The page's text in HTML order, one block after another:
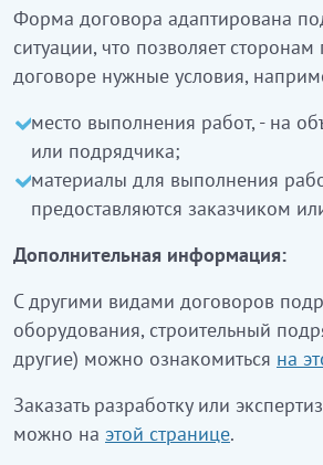
Форма договора адаптирована
ситуации, что позволяет сторонам
договоре нужные условия,
место выполнения работ, - на
или подрядчика;
материалы для выполнения
предоставляются заказчиком
Дополнительная информация:
С другими видами договоров
оборудования, строительный
другие) можно ознакомиться на
Заказать разработку или
можно на этой странице.